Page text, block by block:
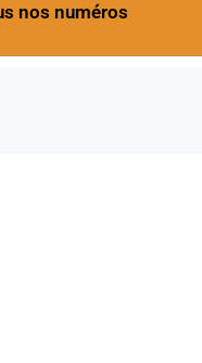
nos numéros